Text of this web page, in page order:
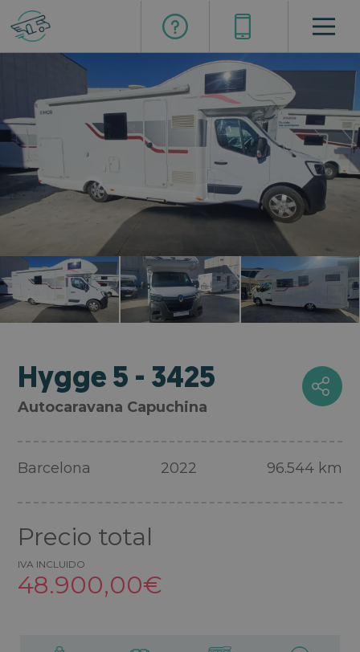
Hygge 5 - 3425
Autocaravana Capuchina
Barcelona 2022 96.544 km
Precio total
IVA INCLUIDO
48.900,00€